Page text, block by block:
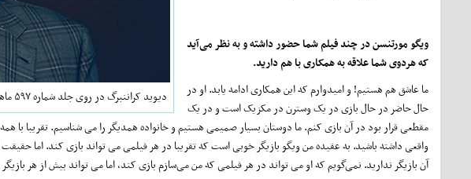
دیوید کراننبرگ در روی جلد شماره ۵۹۷ ماهنامه فیلم
ویگو مورتنسن در چند فیلم شما حضور داشته و به نظر می‌آید
که هردوی شما علاقه به همکاری با هم دارید.
ما عاشق هم هستیم! و امیدوارم که این همکاری ادامه یابد. او در
حال حاضر در حال بازی در یک وسترن در مکزیک است و در یک
مقطعی قرار بود در آن بازی کنم. ما دوستان بسیار صمیمی هستیم و خانواده همدیگر را می شناسیم. تقریبا با
واقعی داشته باشید. به عقیده‌ من ویگو بازیگر خوبی است که تقریبا در هر فیلمی می تواند بازی کند. اما
آن بازیگر ندارید. نمی‌گویم که او می تواند در هر فیلمی که من می‌سازم بازی کند، اما می تواند بیش از هر